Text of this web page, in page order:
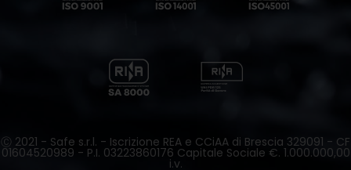
Ⓒ 2021 - Safe s.r.l. - Iscrizione REA e CCiAA di Brescia 329091 - CF
01604520989 - P.I. 03223860176 Capitale Sociale €. 1.000.000,00
i.v.